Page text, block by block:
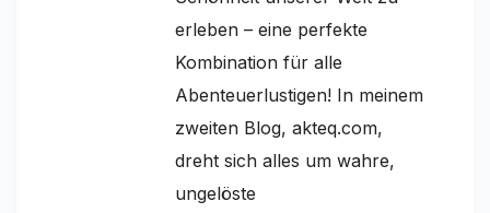
erleben – eine perfekte
Kombination für alle
Abenteuerlustigen! In meinem
zweiten Blog, akteq.com,
dreht sich alles um wahre,
ungelöste